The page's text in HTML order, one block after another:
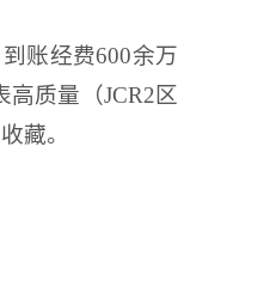
账经费600余万
质量（JCR2区
藏。